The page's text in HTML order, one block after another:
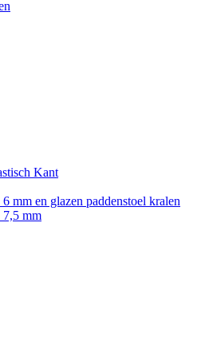
Kant
mm en glazen paddenstoel kralen
7,5 mm